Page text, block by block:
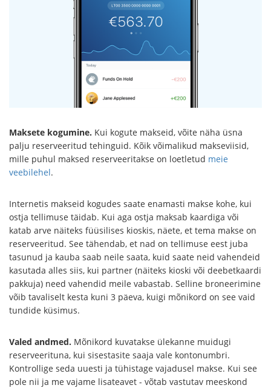
Maksete kogumine. Kui kogute makseid, võite näha üsna
palju reserveeritud tehinguid. Kõik võimalikud makseviisid,
mille puhul maksed reserveeritakse on loetletud meie
veebilehel.
Internetis makseid kogudes saate enamasti makse kohe, kui
ostja tellimuse täidab. Kui aga ostja maksab kaardiga või
katab arve näiteks füüsilises kioskis, näete, et tema makse on
reserveeritud. See tähendab, et nad on tellimuse eest juba
tasunud ja kauba saab neile saata, kuid saate neid vahendeid
kasutada alles siis, kui partner (näiteks kioski või deebetkaardi
pakkuja) need vahendid meile vabastab. Selline broneerimine
võib tavaliselt kesta kuni 3 päeva, kuigi mõnikord on see vaid
tundide küsimus.
Valed andmed. Mõnikord kuvatakse ülekanne muidugi
reserveerituna, kui sisestasite saaja vale kontonumbri.
Kontrollige seda uuesti ja tühistage vajadusel makse. Kui see
pole nii ja me vajame lisateavet - võtab vastutav meeskond